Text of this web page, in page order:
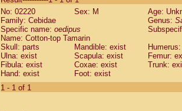
CebidaeSaguinus labiatus(0)
Cebidae Saguinus leucopus (0)
Cebidae
CebidaeSaguinus mystax
Cebidae Saguinus nigricollis (0)
Cebidae Saguinus oedipus
Cebidae Saguinus weddelli
Cebidae Saguinusspp.
Cebidae
No: 02220
Sex: M
Age:
Family: Cebidae
Genus:
Specific name: oedipus
Name: Cotton-top Tamarin
Skull: parts
Mandible: exist
Ulna: exist
Scapula: exist
Femur:
Fibula: exist
Coxae: exist
Trunk:
Hand: exist
Foot: exist
1 - 1 of 1